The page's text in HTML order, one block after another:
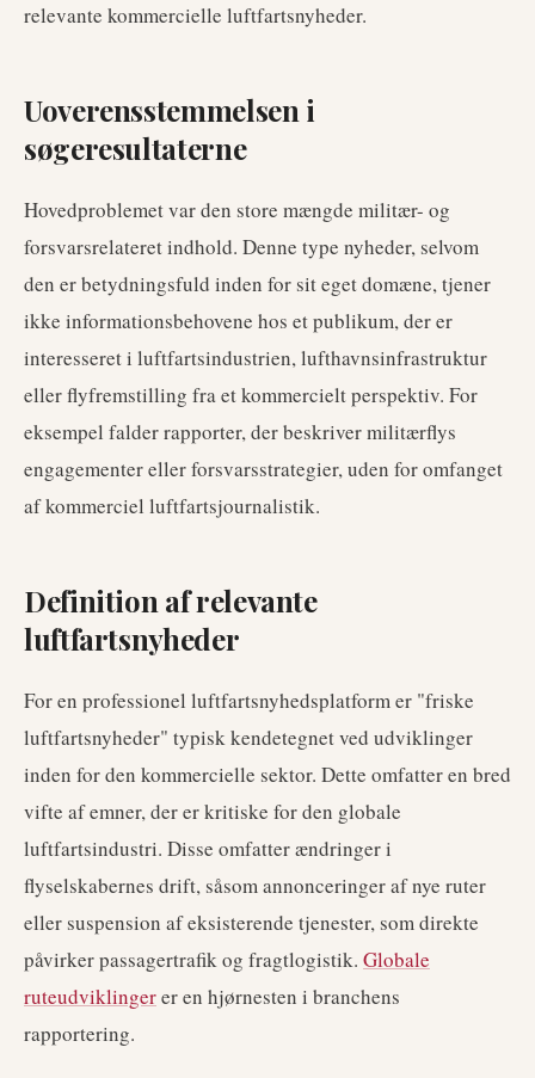
relevante kommercielle luftfartsnyheder.
Uoverensstemmelsen i
søgeresultaterne
Hovedproblemet var den store mængde militær- og
forsvarsrelateret indhold. Denne type nyheder, selvom
den er betydningsfuld inden for sit eget domæne, tjener
ikke informationsbehovene hos et publikum, der er
interesseret i luftfartsindustrien, lufthavnsinfrastruktur
eller flyfremstilling fra et kommercielt perspektiv. For
eksempel falder rapporter, der beskriver militærflys
engagementer eller forsvarsstrategier, uden for omfanget
af kommerciel luftfartsjournalistik.
Definition af relevante
luftfartsnyheder
For en professionel luftfartsnyhedsplatform er "friske
luftfartsnyheder" typisk kendetegnet ved udviklinger
inden for den kommercielle sektor. Dette omfatter en bred
vifte af emner, der er kritiske for den globale
luftfartsindustri. Disse omfatter ændringer i
flyselskabernes drift, såsom annonceringer af nye ruter
eller suspension af eksisterende tjenester, som direkte
påvirker passagertrafik og fragtlogistik. Globale
ruteudviklingerer en hjørnesten i branchens
rapportering.